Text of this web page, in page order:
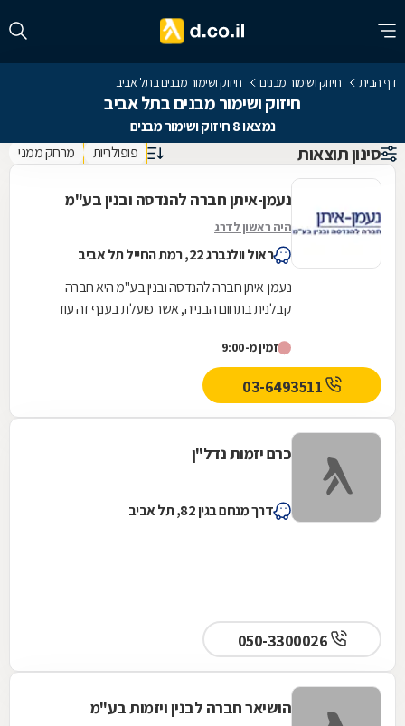
דף הבית חיזוק ושימור מבנים חיזוק ושימור מבנים בתל אביב
חיזוק ושימור מבנים בתל אביב
נמצאו 8 חיזוק ושימור מבנים
סינון תוצאות פופולריות מרחק ממני
נעמן-איתן חברה להנדסה ובנין בע"מ
היה ראשון לדרג
ראול וולנברג 22, רמת החייל תל אביב
נעמן-איתן חברה להנדסה ובנין בע"מ היא חברה
קבלנית בתחום הבנייה, אשר פועלת בענף זה עוד
מתחמי מגורים,...
זמין מ-9:00
כרם יזמות נדל"ן
דרך מנחם בגין 82, תל אביב
הושיאר חברה לבנין ויזמות בע"מ